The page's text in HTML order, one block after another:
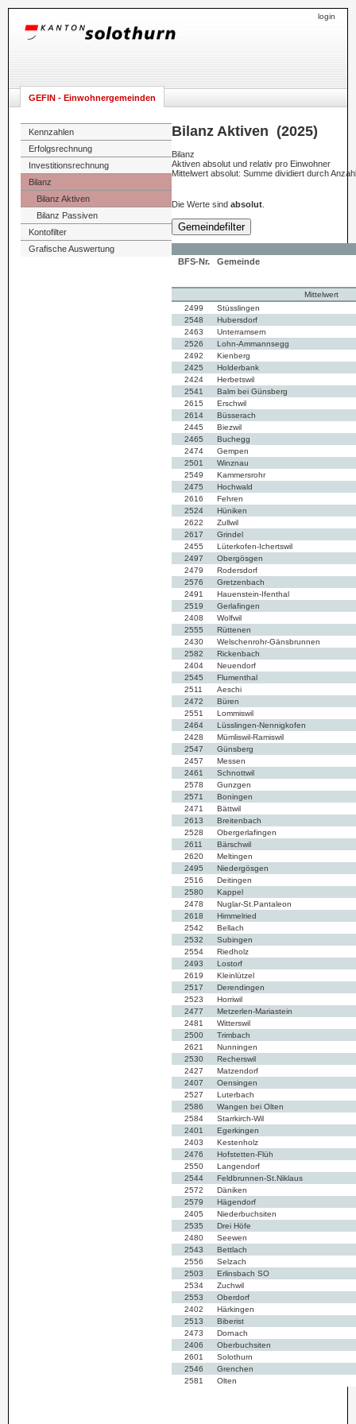
login
GEFIN - Einwohnergemeinden
Kennzahlen
Erfolgsrechnung
Investitionsrechnung
Bilanz
Bilanz Aktiven
Bilanz Passiven
Kontofilter
Grafische Auswertung
Bilanz Aktiven (2025)
Bilanz
Aktiven absolut und relativ pro Einwohner
Mittelwert absolut: Summe dividiert durch
Die Werte sind absolut
Gemeindefilter
BFS-Nr. Gemeinde
Mittelwert
2499
Stüsslingen
2548
Hubersdorf
2463
Unterramsern
2526
Lohn-Ammannsegg
2492
Kienberg
2425
Holderbank
2424
Herbetswil
2541
Balm bei Günsberg
2615
Erschwil
2614
Büsserach
2445
Biezwil
2465
Buchegg
2474
Gempen
2501
Winznau
2549
Kammersrohr
2475
Hochwald
2616
Fehren
2524
Hüniken
2622
Zullwil
2617
Grindel
2455
Lüterkofen-Ichertswil
2497
Obergösgen
2479
Rodersdorf
2576
Gretzenbach
2491
Hauenstein-Ifenthal
2519
Gerlafingen
2408
Wolfwil
2555
Rüttenen
2430
Welschenrohr-Gänsbrunnen
2582
Rickenbach
2404
Neuendorf
2545
Flumenthal
2511
Aeschi
2472
Büren
2551
Lommiswil
2464
Lüsslingen-Nennigkofen
2428
Mümliswil-Ramiswil
2547
Günsberg
2457
Messen
2461
Schnottwil
2578
Gunzgen
2571
Boningen
2471
Bättwil
2613
Breitenbach
2528
Obergerlafingen
2611
Bärschwil
2620
Meltingen
2495
Niedergösgen
2516
Deitingen
2580
Kappel
2478
Nuglar-St.Pantaleon
2618
Himmelried
2542
Bellach
2532
Subingen
2554
Riedholz
2493
Lostorf
2619
Kleinlützel
2517
Derendingen
2523
Horriwil
2477
Metzerlen-Mariastein
2481
Witterswil
2500
Trimbach
2621
Nunningen
2530
Recherswil
2427
Matzendorf
2407
Oensingen
2527
Luterbach
2586
Wangen bei Olten
2584
Starrkirch-Wil
2401
Egerkingen
2403
Kestenholz
2476
Hofstetten-Flüh
2550
Langendorf
2544
Feldbrunnen-St.Niklaus
2572
Däniken
2579
Hägendorf
2405
Niederbuchsiten
2535
Drei Höfe
2480
Seewen
2543
Bettlach
2556
Selzach
2503
Erlinsbach SO
2534
Zuchwil
2553
Oberdorf
2402
Härkingen
2513
Biberist
2473
Dornach
2406
Oberbuchsiten
2601
Solothurn
2546
Grenchen
2581
Olten